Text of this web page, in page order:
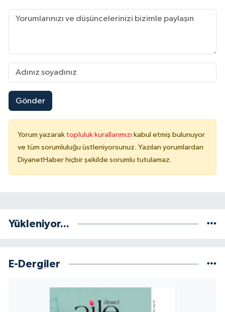
Gönder
Yorum yazarak topluluk kurallarımızı kabul etmiş bulunuyor
ve tüm sorumluluğu üstleniyorsunuz. Yazılan yorumlardan
DiyanetHaber hiçbir şekilde sorumlu tutulamaz.
Yükleniyor...
E-Dergiler